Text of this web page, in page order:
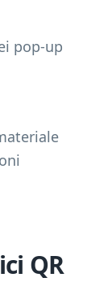
pop-up
QR